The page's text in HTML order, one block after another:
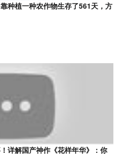
种植一种农作物生存了561天，方
详解国产神作《花样年华》：你